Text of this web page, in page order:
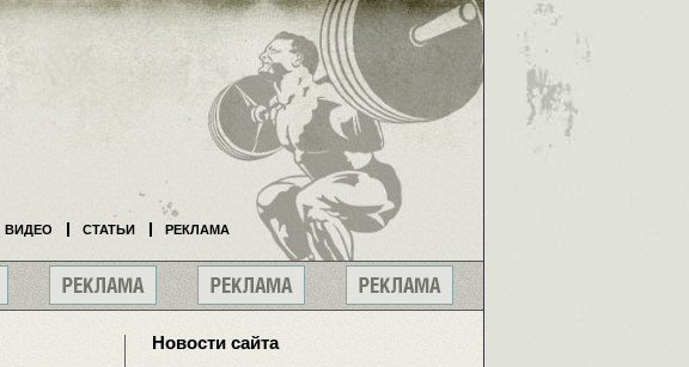
Новости сайта
ВИДЕО СТАТЬИ РЕКЛАМА